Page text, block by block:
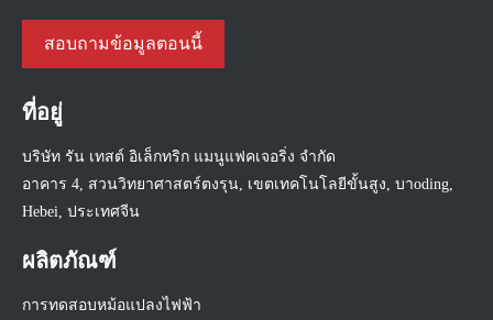
สอบถามข้อมูลตอนนี้
ที่อยู่
บริษัท รัน เทสต์ อิเล็กทริก แมนูแฟคเจอริ่ง จำกัด
อาคาร 4, สวนวิทยาศาสตร์ตงรุน, เขตเทคโนโลยีขั้นสูง, บาoding,
Hebei, ประเทศจีน
ผลิตภัณฑ์
การทดสอบหม้อแปลงไฟฟ้า